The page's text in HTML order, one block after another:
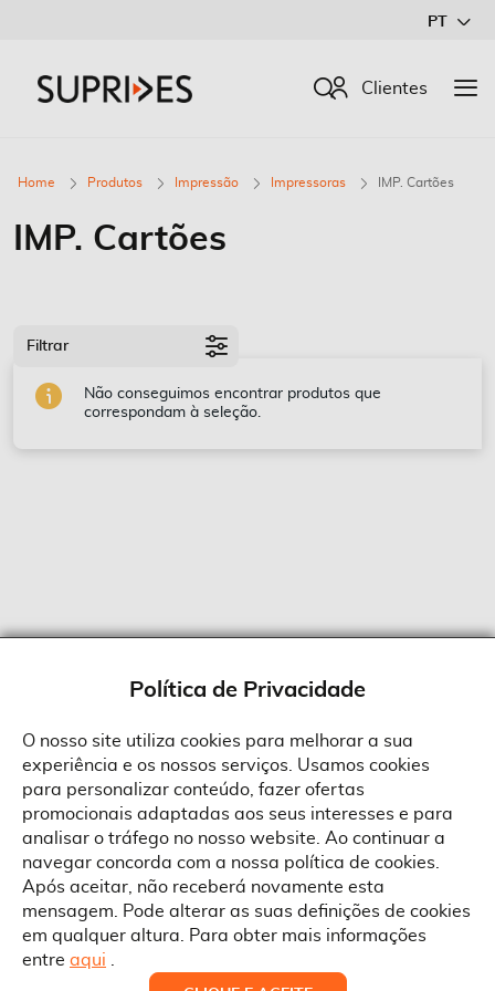
Conteúdo
PT
Procurar
Clientes
Home Produtos Impressão Impressoras IMP. Cartões
IMP. Cartões
Não conseguimos encontrar produtos que
correspondam à seleção.
Filtrar
Política de Privacidade
O nosso site utiliza cookies para melhorar a sua
experiência e os nossos serviços. Usamos cookies
para personalizar conteúdo, fazer ofertas
promocionais adaptadas aos seus interesses e para
analisar o tráfego no nosso website. Ao continuar a
navegar concorda com a nossa política de cookies.
Após aceitar, não receberá novamente esta
mensagem. Pode alterar as suas definições de cookies
em qualquer altura. Para obter mais informações
entre aqui
Sobre a Suprides
Quem Somos
Informações
Termos e Condições
Condições Gerais de Venda
Serviço Pós-Venda
Pedido RMA
Contactos
Morada
Rua Gonçalves Zarco, 1837
Copyright © Suprides 2026 - Powered by Toogas with
Política de Cookies
Ao aceitar a política de cookies da Suprides deverá ter em consideração
que a utilização de cookies possibilita a personalização da utilização e a
apresentação de serviços e ofertas adaptadas ao seu interesses. Pode
alterar as suas definições de cookies a qualquer altura.